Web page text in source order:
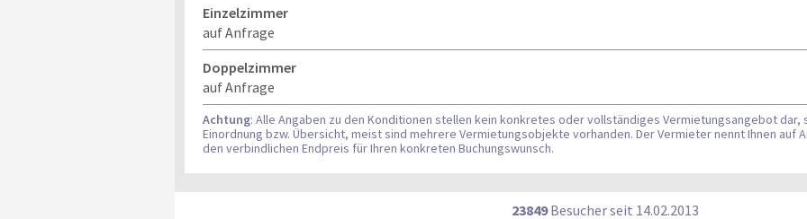
Einzelzimmer
auf Anfrage
Doppelzimmer
auf Anfrage
Achtung: Alle Angaben zu den Konditionen stellen kein konkretes oder vollständiges Vermietungsangebot
Einordnung bzw. Übersicht, meist sind mehrere Vermietungsobjekte vorhanden. Der Vermieter nennt Ihnen auf
den verbindlichen Endpreis für Ihren konkreten Buchungswunsch.
23849Besucher seit 14.02.2013